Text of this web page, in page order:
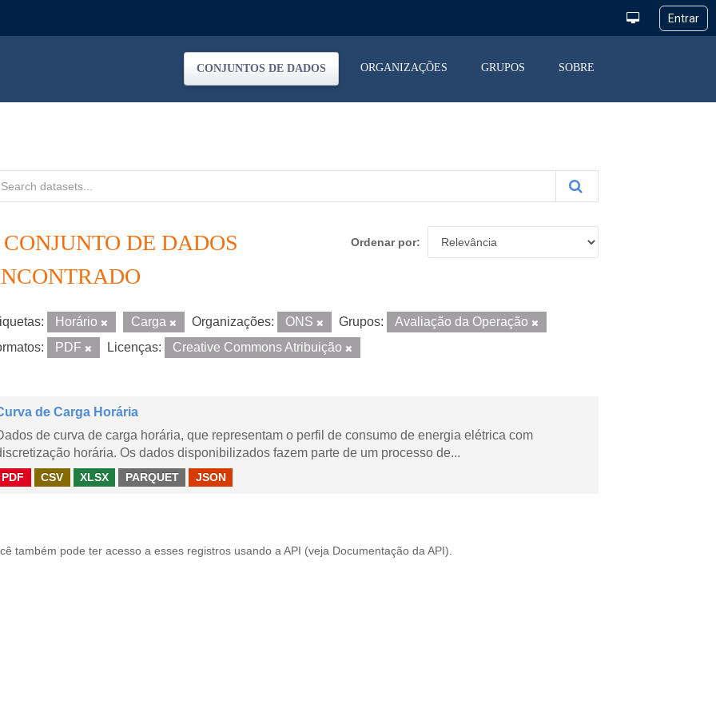
CONJUNTOS DE DADOS ORGANIZAÇÕES GRUPOS SOBRE
Ordenar por
CONJUNTO DE DADOS
Horário Carga Organizações: ONS Grupos:
Avaliação da Operação
PDF Licenças: Creative Commons Atribuição
de Carga Horária
de curva de carga horária, que representam o perfil de consumo de energia elétrica com
horária. Os dados disponibilizados fazem parte de um processo de...
PDF CSV XLSX PARQUET JSON
também pode ter acesso a esses registros usando a API (veja Documentação da API ).